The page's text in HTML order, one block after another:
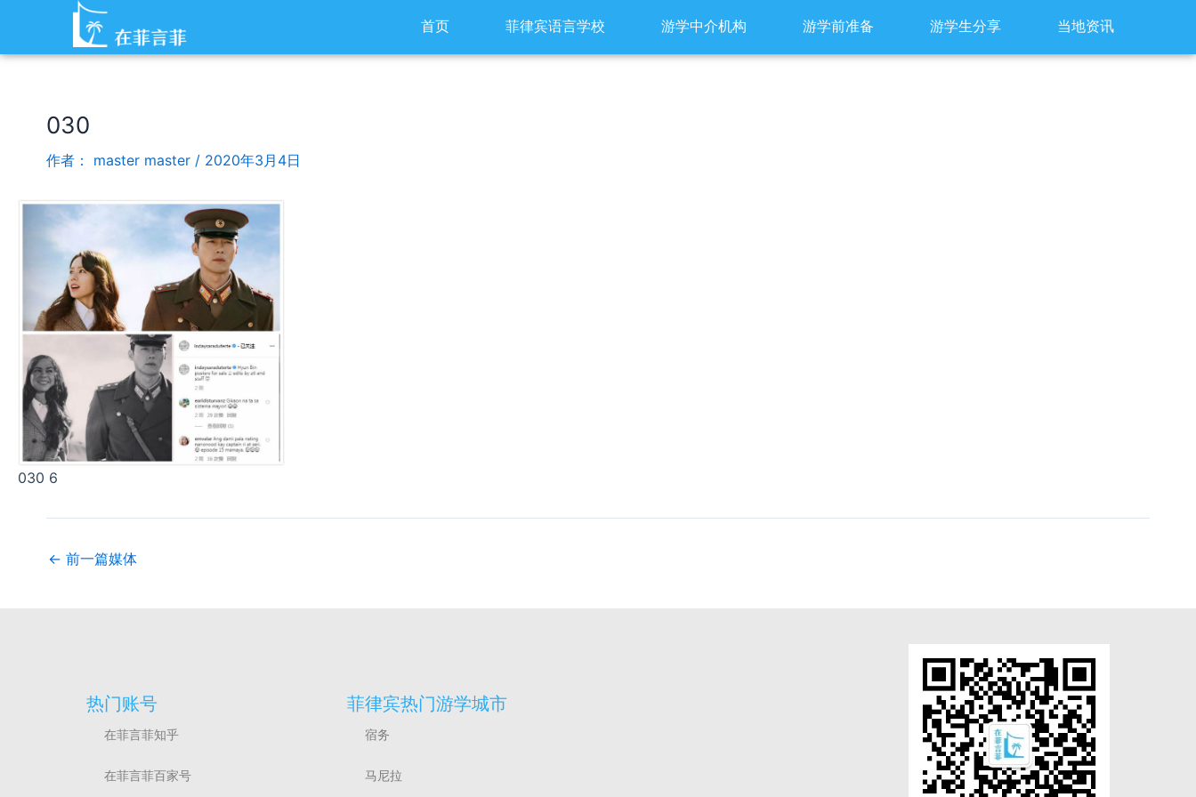
内
首页 菲律宾语言学校 游学中介机构 游学前准备 游学生分享 当地资讯
030
作者： master master / 2020年3月4日
030 6
Post
navigation
← 前一篇媒体
热门账号
在菲言菲知乎
在菲言菲百家号
菲律宾热门游学城市
宿务
马尼拉